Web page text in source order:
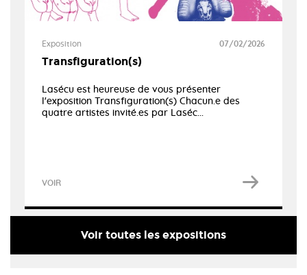
Exposition 07/02/2026
Transfiguration(s)
Lasécu est heureuse de vous présenter
l'exposition Transfiguration(s) Chacun.e des
quatre artistes invité.es par Laséc...
VOIR
Voir toutes les expositions